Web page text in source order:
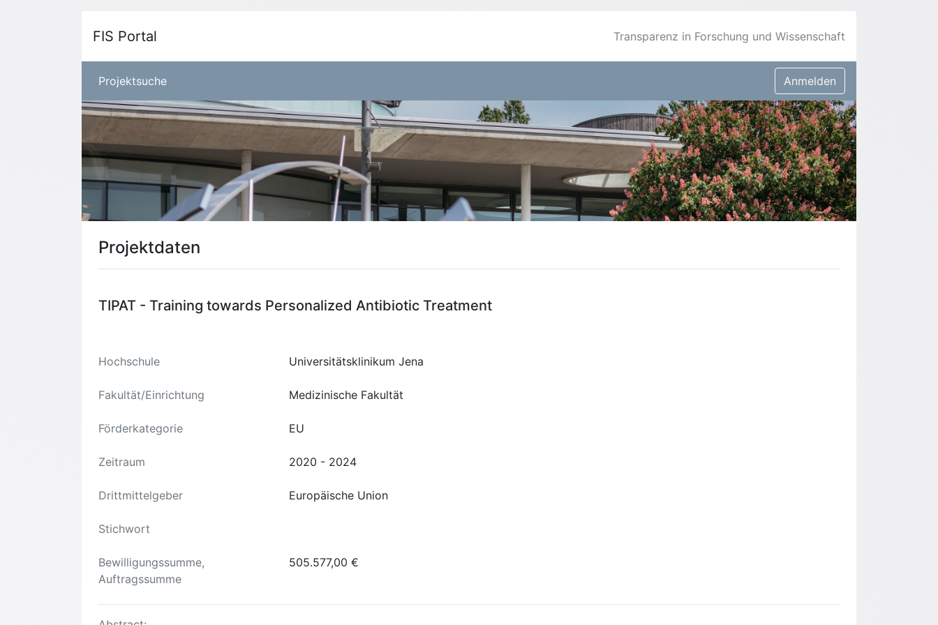
FIS Portal Transparenz in Forschung und Wissenschaft
Projektsuche Anmelden
Projektdaten
TIPAT - Training towards Personalized Antibiotic Treatment
Hochschule Universitätsklinikum Jena
Fakultät/Einrichtung Medizinische Fakultät
Förderkategorie EU
Zeitraum 2020 - 2024
Drittmittelgeber Europäische Union
Stichwort
Bewilligungssumme,
Auftragssumme
505.577,00 €